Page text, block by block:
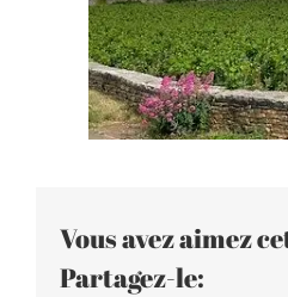
Vous avez aimez
Partagez-le: